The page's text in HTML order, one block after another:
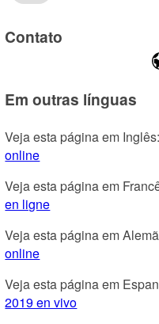
Contato
Em outras línguas
Veja esta página em Inglês:
online
Veja esta página em
en ligne
Veja esta página em
online
Veja esta página em
2019 en vivo